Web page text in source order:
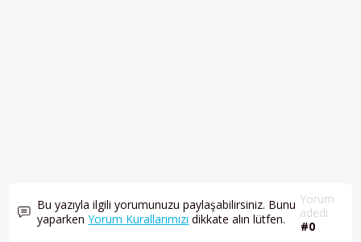
Bu yazıyla ilgili yorumunuzu paylaşabilirsiniz. Bunu
yaparkenYorum Kurallarımızı dikkate alın lütfen.
Yorum
adedi
#0